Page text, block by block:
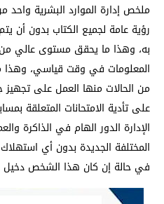
ملخص إدارة الموارد البشرية
رؤية عامة لجميع الكتاب بدون أن
به، وهذا ما يحقق مستوى عالي
المعلومات في وقت قياسي، وهذا
من الحالات منها العمل على تجهيز
على تأدية الامتحانات المتعلقة
الإدارة الدور الهام في الذاكرة
المختلفة الجديدة بدون أي
في حالة إن كان هذا الشخص دخيل